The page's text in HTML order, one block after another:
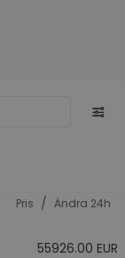
Pris / Ändra 24h
55926.00 EUR